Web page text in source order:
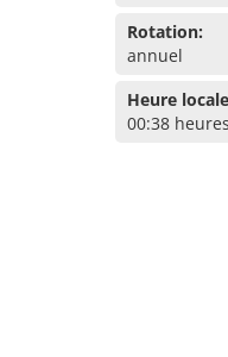
Rotation:
annuel
Heure
00:38